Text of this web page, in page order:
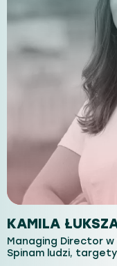
KAMILA
Managing Director w
Spinam ludzi,